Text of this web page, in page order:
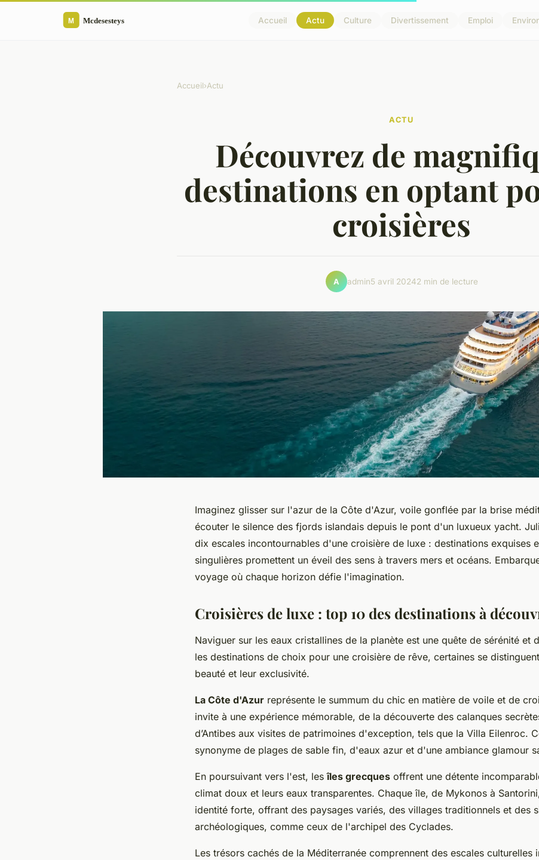
Accueil Actu Culture Divertissement Emploi
Accueil›Actu
ACTU
Découvrez de
destinations en optant
croisières
A admin5 avril 20242 min de lecture
Imaginez glisser sur l'azur de la Côte d'Azur, voile gonflée par la brise
écouter le silence des fjords islandais depuis le pont d'un luxueux yacht.
dix escales incontournables d'une croisière de luxe : destinations exquises
singulières promettent un éveil des sens à travers mers et océans.
voyage où chaque horizon défie l'imagination.
Croisières de luxe : top 10 des destinations à
Naviguer sur les eaux cristallines de la planète est une quête de sérénité et
les destinations de choix pour une croisière de rêve, certaines se
beauté et leur exclusivité.
La Côte d'Azur représente le summum du chic en matière de voile et de
invite à une expérience mémorable, de la découverte des calanques
d’Antibes aux visites de patrimoines d'exception, tels que la Villa Eilenroc.
synonyme de plages de sable fin, d'eaux azur et d'une ambiance glamour
En poursuivant vers l'est, lesîles grecques offrent une détente
climat doux et leurs eaux transparentes. Chaque île, de Mykonos à
identité forte, offrant des paysages variés, des villages traditionnels et des
archéologiques, comme ceux de l'archipel des Cyclades.
Les trésors cachés de la Méditerranée comprennent des escales culturelles